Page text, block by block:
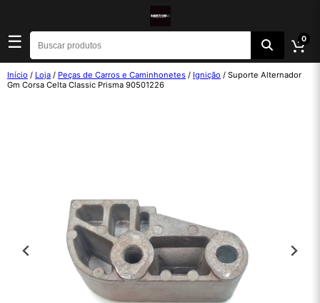
☰ 0
Início / Loja / Peças de Carros e Caminhonetes / Ignição / Suporte Alternador
Gm Corsa Celta Classic Prisma 90501226